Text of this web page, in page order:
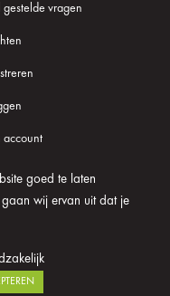
goed te laten
wij ervan uit dat je
gestelde vragen
account